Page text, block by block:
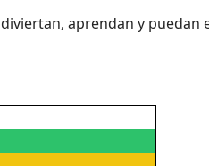
aprendan y